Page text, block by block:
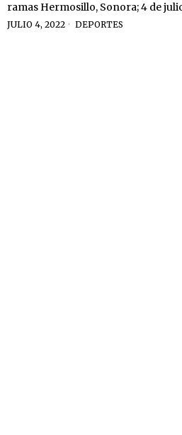
ramas Hermosillo, Sonora; 4 de
JULIO 4, 2022 DEPORTES